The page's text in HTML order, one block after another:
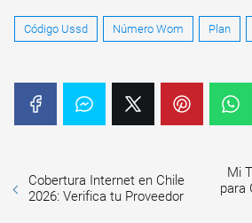
Código Ussd Número Wom Plan
Cobertura Internet en Chile
2026: Verifica tu Proveedor
Mi
para